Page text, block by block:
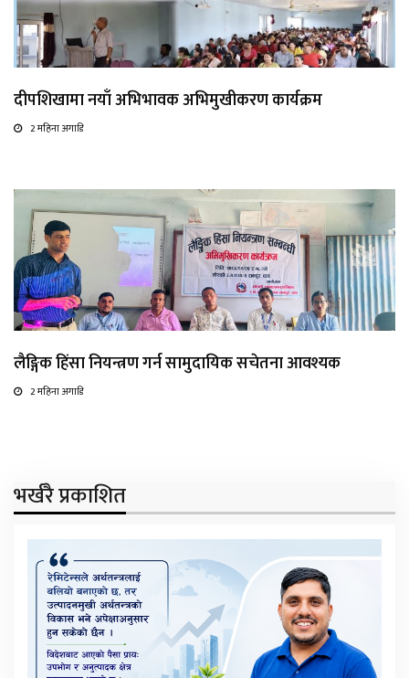
दीपशिखामा नयाँ अभिभावक अभिमुखीकरण कार्यक्रम
2 महिना अगाडि
लैङ्गिक हिंसा नियन्त्रण गर्न सामुदायिक सचेतना आवश्यक
2 महिना अगाडि
भर्खरै प्रकाशित